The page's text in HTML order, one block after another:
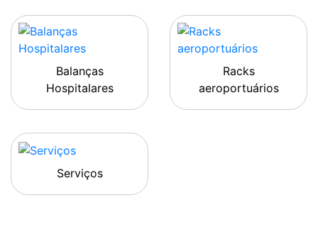
Balanças
Hospitalares
Racks
aeroportuários
Serviços